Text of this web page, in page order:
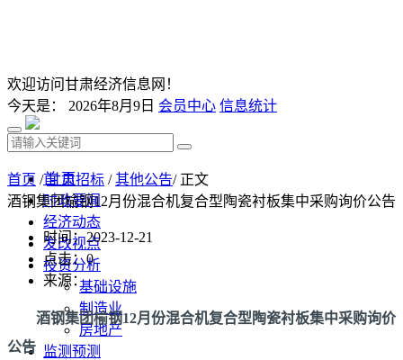
欢迎访问甘肃经济信息网！
今天是： 2026年8月9日 会员中心 信息统计
首 页
时政要闻
经济动态
发改视点
投资分析
基础设施
制造业
房地产
监测预测
首页 /甘肃招标 /其他公告/ 正文
酒钢集团榆钢12月份混合机复合型陶瓷衬板集中采购询价公告
时间：2023-12-21
点击：0
来源：
酒钢集团榆钢12月份混合机复合型陶瓷衬板集中采购询价
公告